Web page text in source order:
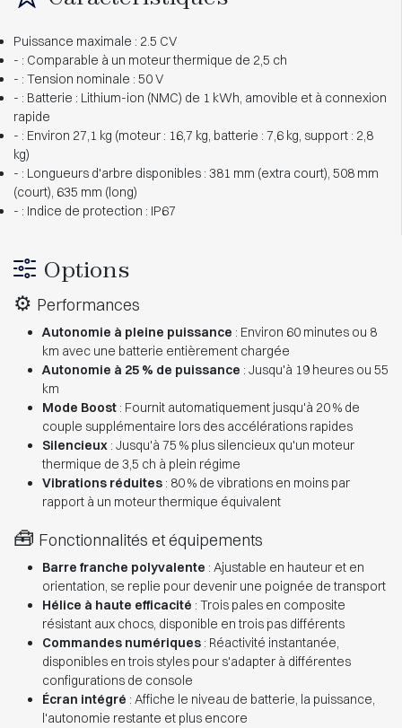
Puissance maximale : 2.5 CV
- : Comparable à un moteur thermique de 2,5 ch
- : Tension nominale : 50 V
- : Batterie : Lithium-ion (NMC) de 1 kWh, amovible et à connexion
rapide
- : Environ 27,1 kg (moteur : 16,7 kg, batterie : 7,6 kg, support : 2,8
kg)
- : Longueurs d'arbre disponibles : 381 mm (extra court), 508 mm
(court), 635 mm (long)
- : Indice de protection : IP67
Options
⚙️ Performances
Autonomie à pleine puissance : Environ 60 minutes ou 8
km avec une batterie entièrement chargée
Autonomie à 25 % de puissance : Jusqu'à 19 heures ou 55
km
Mode Boost : Fournit automatiquement jusqu'à 20 % de
couple supplémentaire lors des accélérations rapides
Silencieux : Jusqu'à 75 % plus silencieux qu'un moteur
thermique de 3,5 ch à plein régime
Vibrations réduites : 80 % de vibrations en moins par
rapport à un moteur thermique équivalent
🧰 Fonctionnalités et équipements
Barre franche polyvalente : Ajustable en hauteur et en
orientation, se replie pour devenir une poignée de transport
Hélice à haute efficacité : Trois pales en composite
résistant aux chocs, disponible en trois pas différents
Commandes numériques : Réactivité instantanée,
disponibles en trois styles pour s'adapter à différentes
configurations de console
Écran intégré : Affiche le niveau de batterie, la puissance,
l'autonomie restante et plus encore